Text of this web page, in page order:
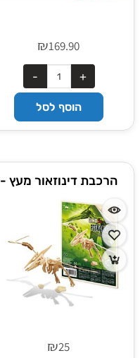
₪169.90
הוסף לסל
הרכבת דינוזאור מעץ -
₪25